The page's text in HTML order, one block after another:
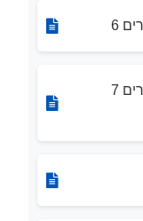
6
תרגול משוואות עם נעלם אחד ושברים 7